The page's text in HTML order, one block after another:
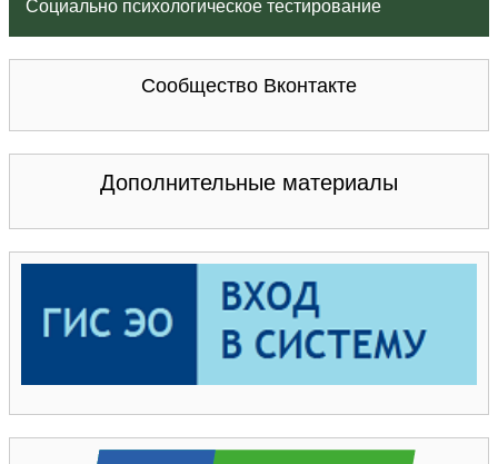
Социально психологическое тестирование
Сообщество Вконтакте
Дополнительные материалы